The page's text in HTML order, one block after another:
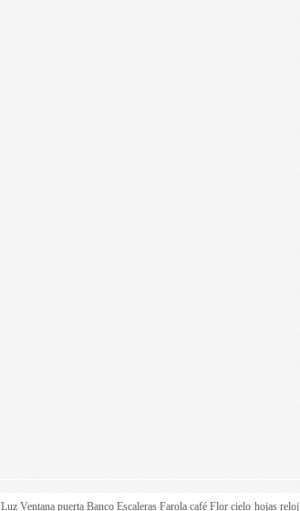
Luz VentanapuertaBancoEscalerasFarolacaféFlorcielo hojas reloj